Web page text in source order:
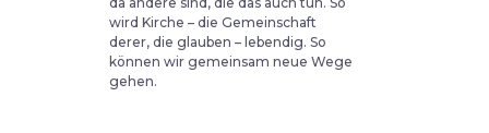
wird Kirche – die Gemeinschaft
derer, die glauben – lebendig. So
können wir gemeinsam neue Wege
gehen.